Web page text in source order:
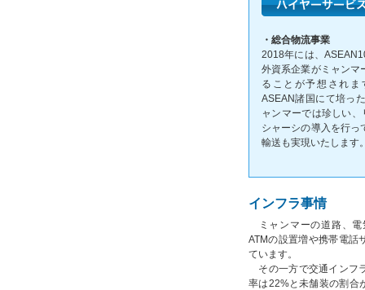
・総合物流事業
2018年には、
外資系企業がミャンマ
ることが予想され
ASEAN諸国にて培っ
ャンマーでは珍しい
シャーシの導入を行っ
輸送も実現いたします
インフラ事情
ミャンマーの道路、電
ATMの設置増や携帯電話
ています。
その一方で交通インフ
率は22%と未舗装の割合